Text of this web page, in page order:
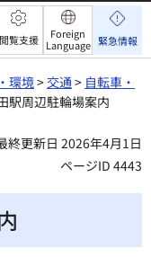
閲覧支援
Foreign
Language 緊急情報
環境>交通> 自転車・
駅周辺駐輪場案内
終更新日 2026年4月1日
ページID 4443